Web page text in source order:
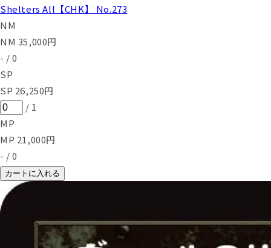
Shelters All【CHK】 No.273
NM
NM 35,000円
- / 0
SP
SP 26,250円
/ 1
MP
MP 21,000円
- / 0
カートに入れる